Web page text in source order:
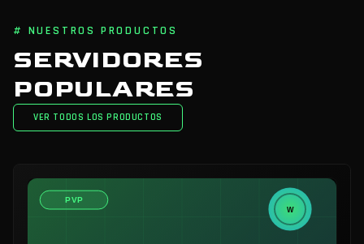
# NUESTROS PRODUCTOS
SERVIDORES
POPULARES
VER TODOS LOS PRODUCTOS